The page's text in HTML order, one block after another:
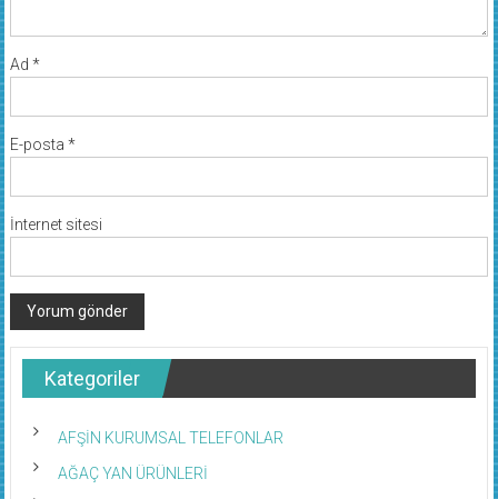
Ad *
E-posta *
İnternet sitesi
Kategoriler
AFŞİN KURUMSAL TELEFONLAR
AĞAÇ YAN ÜRÜNLERİ